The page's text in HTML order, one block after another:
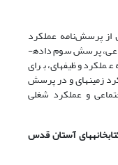
از پرسش‌نامه عملکرد
شغلی، پرسش دوم از پرسش‌نامه هوش اجتماعی، پرسش سوم داده­
وظیفه­ای، برای
زمینه­ای و در پرسش
و عملکرد شغلی
آستان‌ قدس‌